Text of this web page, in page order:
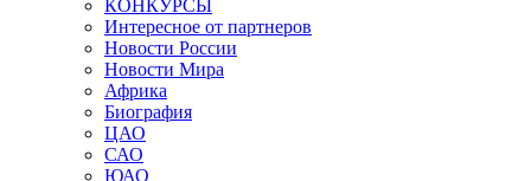
КОНКУРСЫ
Интересное от партнеров
Новости России
Новости Мира
Африка
Биография
ЦАО
САО
ЮАО